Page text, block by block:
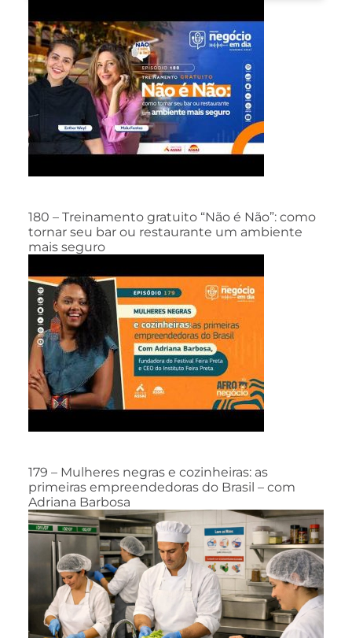
180 – Treinamento gratuito “Não é Não”: como
tornar seu bar ou restaurante um ambiente
mais seguro
179 – Mulheres negras e cozinheiras: as
primeiras empreendedoras do Brasil – com
Adriana Barbosa